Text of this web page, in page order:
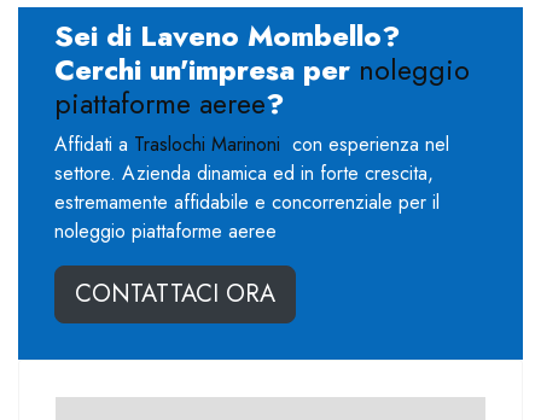
Sei di Laveno Mombello?
Cerchi un'impresa per noleggio
piattaforme aeree?
Affidati a Traslochi Marinoni con esperienza nel
settore. Azienda dinamica ed in forte crescita,
estremamente affidabile e concorrenziale per il
noleggio piattaforme aeree
CONTATTACI ORA